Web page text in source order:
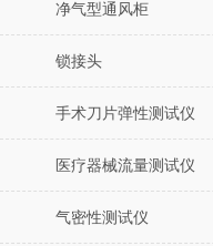
净气型通风柜
锁接头
手术刀片弹性测试仪
医疗器械流量测试仪
气密性测试仪